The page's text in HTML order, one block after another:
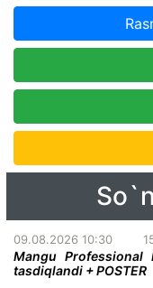
09.08.2026 10:30
Mangu
tasdiqlandi + POSTER